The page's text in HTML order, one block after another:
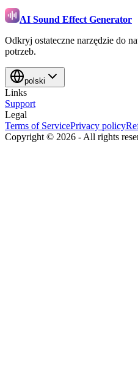
AI Sound Effect Generator
Odkryj ostateczne narzędzie do
potrzeb.
polski
Links
Support
Legal
Terms of ServicePrivacy policy
Copyright © 2026 - All rights